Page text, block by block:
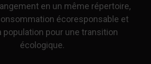
en un même répertoire,
écoresponsable et
population pour une transition
écologique.